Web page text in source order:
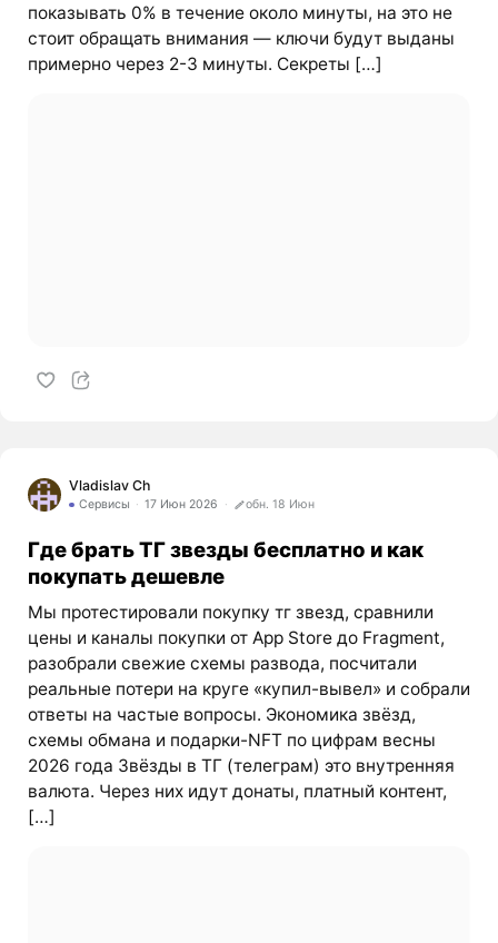
показывать 0% в течение около минуты, на это не
стоит обращать внимания — ключи будут выданы
примерно через 2-3 минуты. Секреты […]
Vladislav Ch
Сервисы 17 Июн 2026 обн. 18 Июн
Где брать ТГ звезды бесплатно и как
покупать дешевле
Мы протестировали покупку тг звезд, сравнили
цены и каналы покупки от App Store до Fragment,
разобрали свежие схемы развода, посчитали
реальные потери на круге «купил-вывел» и собрали
ответы на частые вопросы. Экономика звёзд,
схемы обмана и подарки-NFT по цифрам весны
2026 года Звёзды в ТГ (телеграм) это внутренняя
валюта. Через них идут донаты, платный контент,
[…]